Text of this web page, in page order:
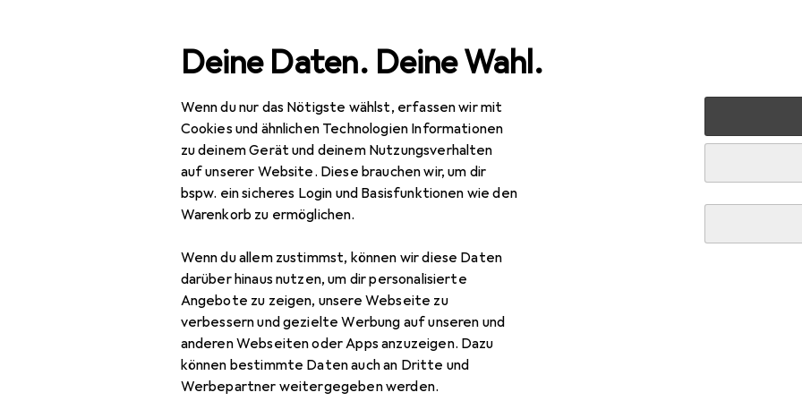
Deine Daten. Deine Wahl.
Wenn du nur das Nötigste wählst, erfassen wir mit
Cookies und ähnlichen Technologien Informationen
zu deinem Gerät und deinem Nutzungsverhalten
auf unserer Website. Diese brauchen wir, um dir
bspw. ein sicheres Login und Basisfunktionen wie den
Warenkorb zu ermöglichen.
Wenn du allem zustimmst, können wir diese Daten
darüber hinaus nutzen, um dir personalisierte
Angebote zu zeigen, unsere Webseite zu
verbessern und gezielte Werbung auf unseren und
anderen Webseiten oder Apps anzuzeigen. Dazu
können bestimmte Daten auch an Dritte und
Werbepartner weitergegeben werden.
Navigation nach Kategorien Gesamtsortiment IT + Multimedia Peripherie